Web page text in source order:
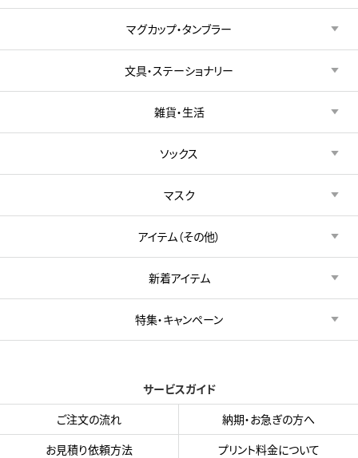
マグカップ・タンブラー
文具・ステーショナリー
雑貨・生活
ソックス
マスク
アイテム（その他）
新着アイテム
特集・キャンペーン
サービスガイド
ご注文の流れ
納期・お急ぎの方へ
お見積り依頼方法
プリント料金について